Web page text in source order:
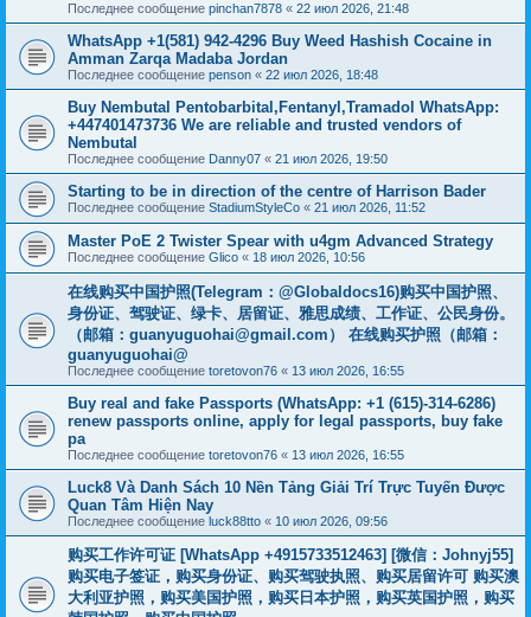
Последнее сообщение pinchan7878 « 22 июл 2026, 21:48
WhatsApp +1(581) 942-4296 Buy Weed Hashish Cocaine in
Amman Zarqa Madaba Jordan
Последнее сообщение penson « 22 июл 2026, 18:48
Buy Nembutal Pentobarbital,Fentanyl,Tramadol WhatsApp:
+447401473736 We are reliable and trusted vendors of
Nembutal
Последнее сообщение Danny07 « 21 июл 2026, 19:50
Starting to be in direction of the centre of Harrison Bader
Последнее сообщение StadiumStyleCo « 21 июл 2026, 11:52
Master PoE 2 Twister Spear with u4gm Advanced Strategy
Последнее сообщение Glico « 18 июл 2026, 10:56
在线购买中国护照(Telegram：@Globaldocs16)购买中国护照、
身份证、驾驶证、绿卡、居留证、雅思成绩、工作证、公民身份。
（邮箱： guanyuguohai@gmail.com ） 在线购买护照（邮箱：
guanyuguohai@
Последнее сообщение toretovon76 « 13 июл 2026, 16:55
Buy real and fake Passports (WhatsApp: +1 (615)-314-6286)
renew passports online, apply for legal passports, buy fake
pa
Последнее сообщение toretovon76 « 13 июл 2026, 16:55
Luck8 Và Danh Sách 10 Nền Tảng Giải Trí Trực Tuyến Được
Quan Tâm Hiện Nay
Последнее сообщение luck88tto « 10 июл 2026, 09:56
购买工作许可证 [WhatsApp +4915733512463] [微信：Johnyj55]
购买电子签证，购买身份证、购买驾驶执照、购买居留许可 购买澳
大利亚护照，购买美国护照，购买日本护照，购买英国护照，购买